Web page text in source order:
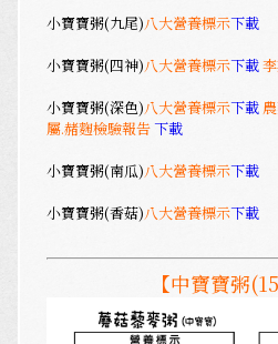
小寶寶粥(九尾)八大營養標示下載
小寶寶粥(四神)八大營養標示下載
小寶寶粥(深色)八大營養標示下載
屬.赭麴檢驗報告下載
小寶寶粥(南瓜)八大營養標示下載
小寶寶粥(香菇)八大營養標示下載
【中寶寶粥